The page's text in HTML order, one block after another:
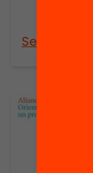
See more